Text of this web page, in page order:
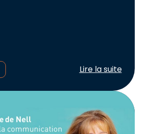
Lire l'article :
Lire la suite